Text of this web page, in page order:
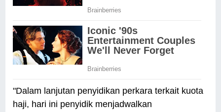
"Dalam lanjutan penyidikan perkara terkait kuota
haji, hari ini penyidik menjadwalkan